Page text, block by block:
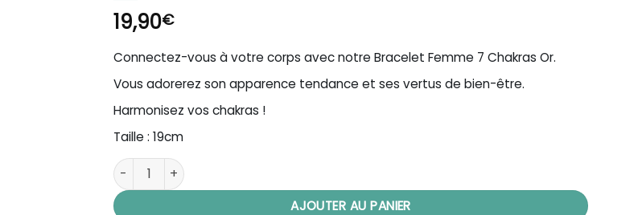
19,90€
Connectez-vous à votre corps avec notre Bracelet Femme 7 Chakras Or.
Vous adorerez son apparence tendance et ses vertus de bien-être.
Harmonisez vos chakras !
Taille : 19cm
quantité de Bracelet 7 Chakras Luxe pour Femme OR
AJOUTER AU PANIER